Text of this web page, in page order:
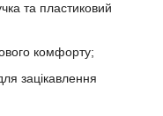
та пластиковий
комфорту;
зацікавлення